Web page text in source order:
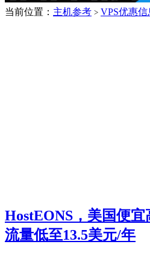
当前位置： 主机参考 > VPS优惠信
HostEONS，美国便
流量低至13.5美元/年